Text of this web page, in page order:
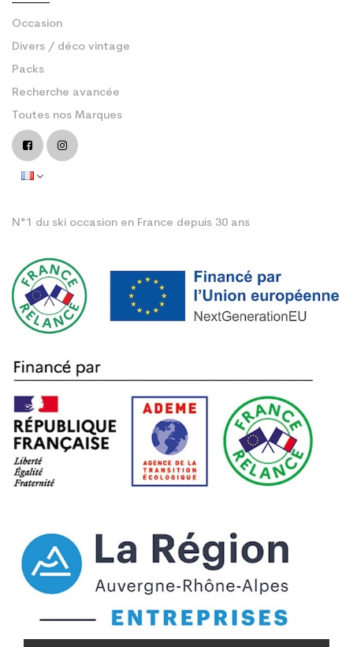
Occasion
Divers / déco vintage
Packs
Recherche avancée
Toutes nos Marques
N°1 du ski occasion en France depuis 30 ans